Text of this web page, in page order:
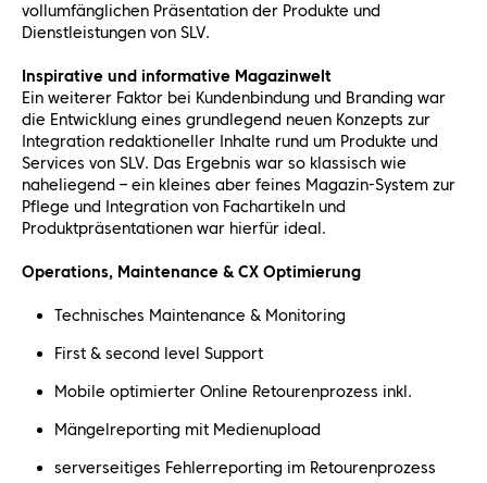
vollumfänglichen Präsentation der Produkte und
Dienstleistungen von SLV.
Inspirative und informative Magazinwelt
Ein weiterer Faktor bei Kundenbindung und Branding war
die Entwicklung eines grundlegend neuen Konzepts zur
Integration redaktioneller Inhalte rund um Produkte und
Services von SLV. Das Ergebnis war so klassisch wie
naheliegend – ein kleines aber feines Magazin-System zur
Pflege und Integration von Fachartikeln und
Produktpräsentationen war hierfür ideal.
Operations, Maintenance & CX Optimierung
Technisches Maintenance & Monitoring
First & second level Support
Mobile optimierter Online Retourenprozess inkl.
Mängelreporting mit Medienupload
serverseitiges Fehlerreporting im Retourenprozess